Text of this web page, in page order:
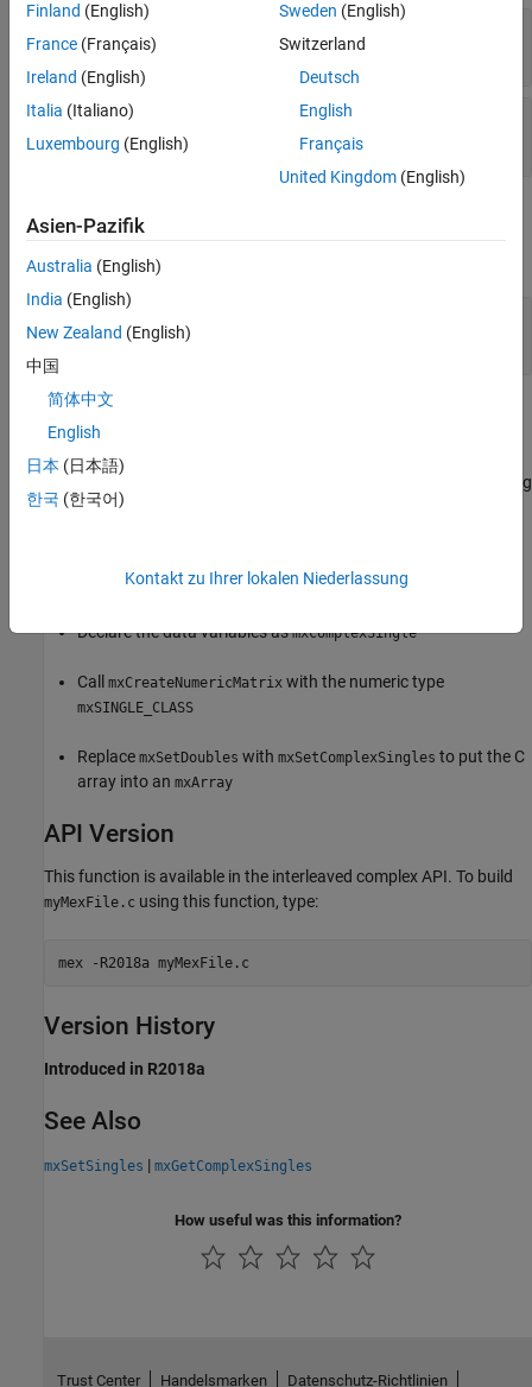
mxArray *
dt— Data array
mxComplexSingle *
Output Arguments
expand all
int
Examples
Refer to the
folder which copies existing
complex numeric data into an
for complexsingle data:
Declare the data variables asmxComplexSingle
Call mxCreateNumericMatrix with the numeric type
mxSINGLE_CLASS
Replace mxSetDoubles with mxSetComplexSingles to put the C
array into an mxArray
API Version
This function is available in the interleaved complex API. To build
myMexFile.c using this function, type:
mex -R2018a myMexFile.c
Version History
Introduced in R2018a
See Also
mxSetSingles | mxGetComplexSingles
How useful was this information?
Finland (English)
France (Français)
Ireland (English)
Italia (Italiano)
Luxembourg (English)
Sweden (English)
Switzerland
Deutsch
English
Français
United Kingdom(English)
Asien-Pazifik
Australia (English)
India (English)
New Zealand (English)
中国
简体中文
English
日本 (日本語)
한국 (한국어)
Kontakt zu Ihrer lokalen Niederlassung
Trust Center Handelsmarken Datenschutz-Richtlinien